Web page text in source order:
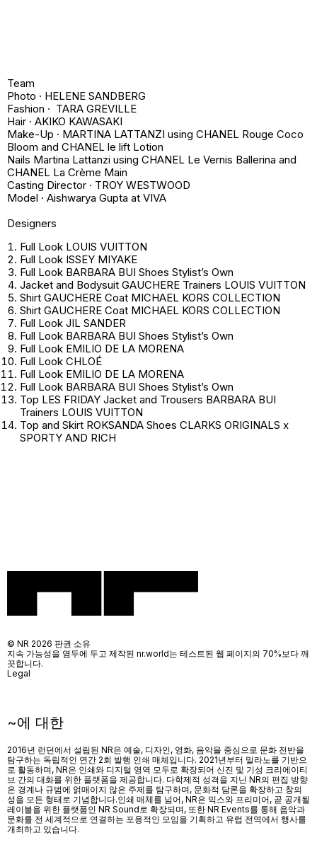
Team
Photo · HELENE SANDBERG
Fashion · TARA GREVILLE
Hair · AKIKO KAWASAKI
Make-Up · MARTINA LATTANZI using CHANEL Rouge Coco
Bloom and CHANEL le lift Lotion
Nails Martina Lattanzi using CHANEL Le Vernis Ballerina and
CHANEL La Crème Main
Casting Director · TROY WESTWOOD
Model · Aishwarya Gupta at VIVA
Designers
Full Look LOUIS VUITTON
Full Look ISSEY MIYAKE
Full Look BARBARA BUI Shoes Stylist’s Own
Jacket and Bodysuit GAUCHERE Trainers LOUIS VUITTON
Shirt GAUCHERE Coat MICHAEL KORS COLLECTION
Shirt GAUCHERE Coat MICHAEL KORS COLLECTION
Full Look JIL SANDER
Full Look BARBARA BUI Shoes Stylist’s Own
Full Look EMILIO DE LA MORENA
Full Look CHLOÉ
Full Look EMILIO DE LA MORENA
Full Look BARBARA BUI Shoes Stylist’s Own
Top LES FRIDAY Jacket and Trousers BARBARA BUI
Trainers LOUIS VUITTON
Top and Skirt ROKSANDA Shoes CLARKS ORIGINALS x
SPORTY AND RICH
~에 대한
2016년 런던에서 설립된 NR은 예술, 디자인, 영화, 음악을 중심으로 문화 전반을
탐구하는 독립적인 연간 2회 발행 인쇄 매체입니다. 2021년부터 밀라노를 기반으
로 활동하며, NR은 인쇄와 디지털 영역 모두로 확장되어 신진 및 기성 크리에이티
브 간의 대화를 위한 플랫폼을 제공합니다. 다학제적 성격을 지닌 NR의 편집 방향
은 경계나 규범에 얽매이지 않은 주제를 탐구하며, 문화적 담론을 확장하고 창의
성을 모든 형태로 기념합니다.인쇄 매체를 넘어, NR은 믹스와 프리미어, 곧 공개될
레이블을 위한 플랫폼인 NR Sound로 확장되며, 또한 NR Events를 통해 음악과
문화를 전 세계적으로 연결하는 포용적인 모임을 기획하고 유럽 전역에서 행사를
개최하고 있습니다.
© NR 2026 판권 소유
지속 가능성을 염두에 두고 제작된 nr.world는 테스트된 웹 페이지의 70%보다 깨
끗합니다.
Legal